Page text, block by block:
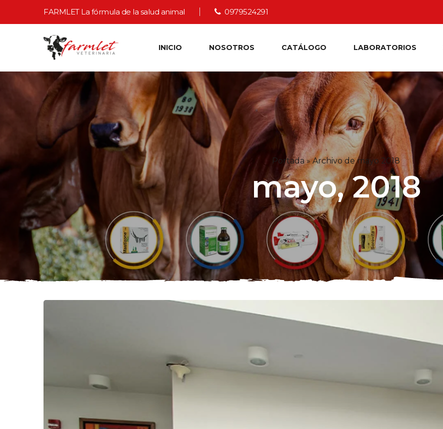
FARMLET La fórmula de la salud animal 0979524291
INICIO NOSOTROS CATÁLOGO LABORATORIOS
Portada»Archivo de mayo 2018
mayo, 2018